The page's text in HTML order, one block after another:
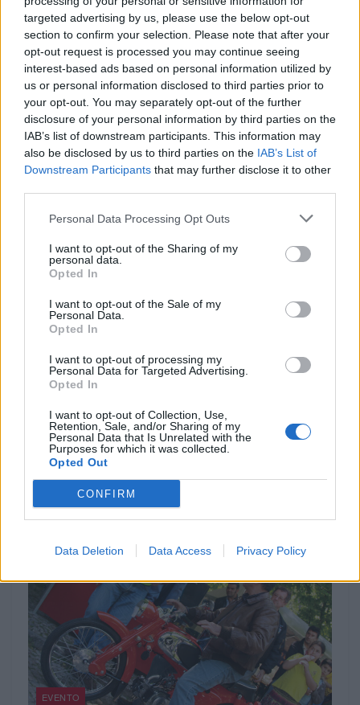
targeted advertising by us, please use the below opt-out
section to confirm your selection. Please note that after your
opt-out request is processed you may continue seeing
interest-based ads based on personal information utilized by
us or personal information disclosed to third parties prior to
your opt-out. You may separately opt-out of the further
disclosure of your personal information by third parties on the
IAB’s list of downstream participants. This information may
also be disclosed by us to third parties on the IAB’s List of
Downstream Participants that may further disclose it to other
Personal Data Processing Opt Outs
I want to opt-out of the Sharing of my
personal data.
Opted In
I want to opt-out of the Sale of my
Personal Data.
Opted In
I want to opt-out of processing my
Personal Data for Targeted Advertising.
Opted In
I want to opt-out of Collection, Use,
Retention, Sale, and/or Sharing of my
Personal Data that Is Unrelated with the
Purposes for which it was collected.
Opted Out
CONFIRM
Data Deletion Data Access Privacy Policy
Tags: BNP Paribas Moto Guzzi
RELACIONADOS
Indian Chief Vintage Sturgis – Nova versão
limitada
A nova Indian Chief Vintage Sturgis, SD Edition,
homenageia o papel fundamental da Indian Motorcycle nas
origens do encontro...
EVENTO